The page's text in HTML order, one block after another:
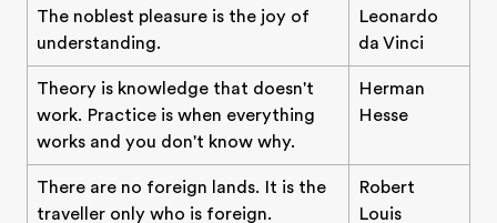
The noblest pleasure is the joy of
understanding.
Leonardo
da Vinci
Theory is knowledge that doesn't
work. Practice is when everything
works and you don't know why.
Herman
Hesse
There are no foreign lands. It is the
traveller only who is foreign.
Robert
Louis